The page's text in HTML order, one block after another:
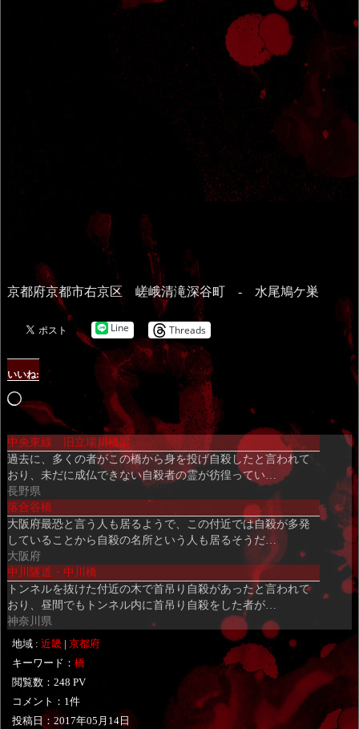
京都府京都市右京区 嵯峨清滝深谷町 - 水尾鳩ケ巣
Line Threads
いいね:
読
込
み
中…
中央東線 旧立場川橋梁
過去に、多くの者がこの橋から身を投げ自殺したと言われて
おり、未だに成仏できない自殺者の霊が彷徨ってい…
長野県
落合谷橋
大阪府最恐と言う人も居るようで、この付近では自殺が多発
していることから自殺の名所という人も居るそうだ…
大阪府
中川隧道・中川橋
トンネルを抜けた付近の木で首吊り自殺があったと言われて
おり、昼間でもトンネル内に首吊り自殺をした者が…
神奈川県
地域 :近畿 |京都府
キーワード：橋
閲覧数：248 PV
コメント：1件
投稿日：2017年05月14日